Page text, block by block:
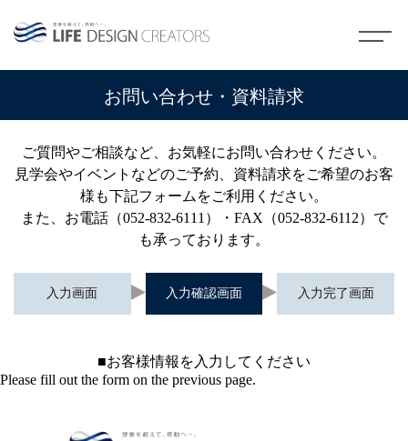
お問い合わせ・資料請求
ご質問やご相談など、お気軽にお問い合わせください。
見学会やイベントなどのご予約、資料請求をご希望のお客
様も下記フォームをご利用ください。
また、お電話（052-832-6111）・FAX（052-832-6112）で
も承っております。
入力画面 入力確認画面 入力完了画面
■お客様情報を入力してください
Please fill out the form on the previous page.